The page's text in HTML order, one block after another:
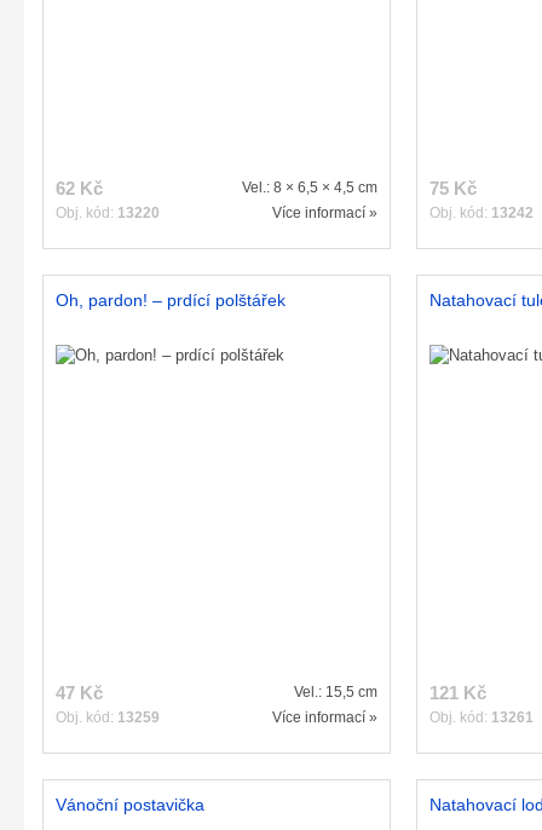
62 Kč
Obj. kód: 13220
Vel.: 8 × 6,5 × 4,5 cm
Více informací »
75 Kč
Obj. kód: 13242
Oh, pardon! – prdící polštářek
47 Kč
Obj. kód: 13259
Vel.: 15,5 cm
Více informací »
Natahovací
121 Kč
Obj. kód: 13261
Vánoční postavička Natahovací